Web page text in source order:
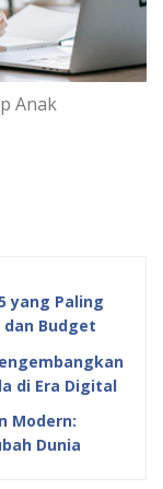
Anak
yang Paling
Budget
di Era Digital
Modern:
Dunia